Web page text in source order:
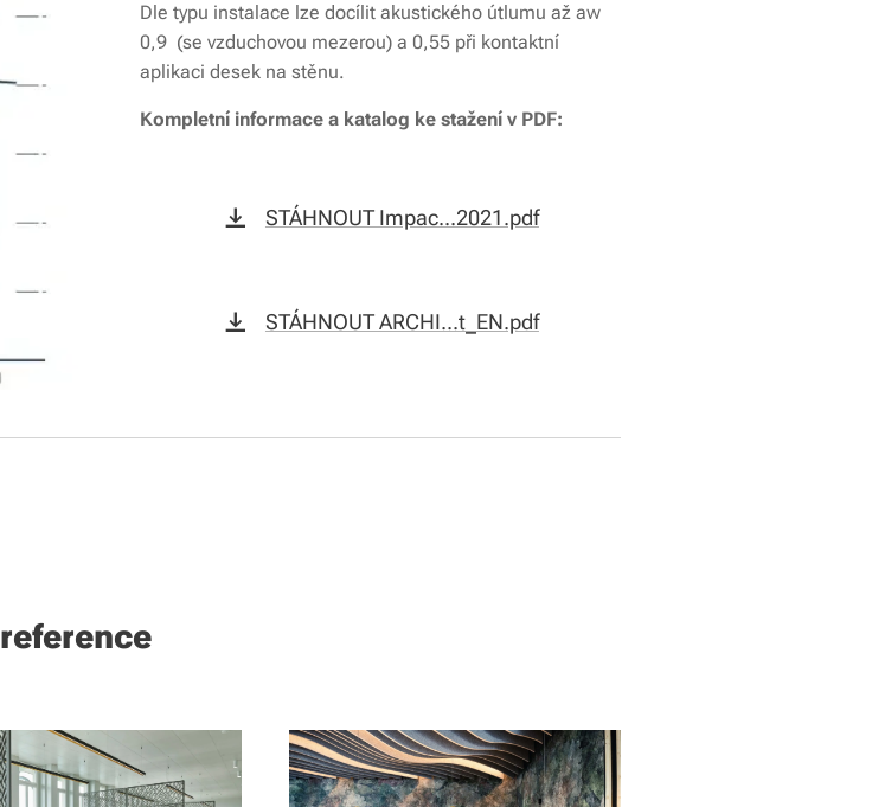
Dle typu instalace lze docílit akustického útlumu až aw
0,9 (se vzduchovou mezerou) a 0,55 při kontaktní
aplikaci desek na stěnu.
Kompletní informace a katalog ke stažení v PDF:
STÁHNOUT Impac...2021.pdf
STÁHNOUT ARCHI...t_EN.pdf
reference